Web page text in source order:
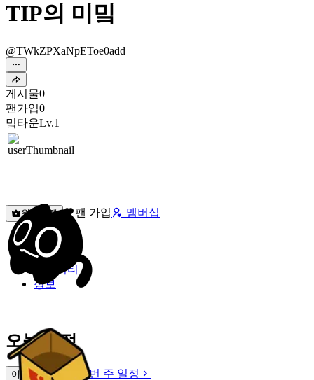
TIP의 미밐
@TWkZPXaNpEToe0add
게시물0
팬가입0
밐타운Lv.1
원픽선택 팬 가입 멤버십
밐타운
피드
커뮤니티
정보
오늘 일정
이번 주 일정
이번 주 일정